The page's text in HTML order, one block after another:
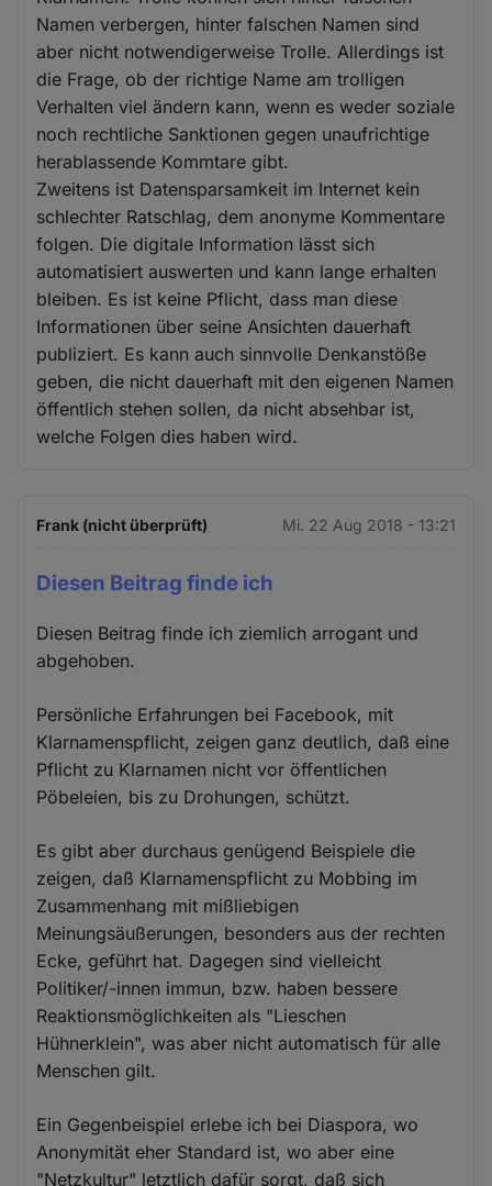
Namen verbergen, hinter falschen Namen sind
aber nicht notwendigerweise Trolle. Allerdings ist
die Frage, ob der richtige Name am trolligen
Verhalten viel ändern kann, wenn es weder soziale
noch rechtliche Sanktionen gegen unaufrichtige
herablassende Kommtare gibt.
Zweitens ist Datensparsamkeit im Internet kein
schlechter Ratschlag, dem anonyme Kommentare
folgen. Die digitale Information lässt sich
automatisiert auswerten und kann lange erhalten
bleiben. Es ist keine Pflicht, dass man diese
Informationen über seine Ansichten dauerhaft
publiziert. Es kann auch sinnvolle Denkanstöße
geben, die nicht dauerhaft mit den eigenen Namen
öffentlich stehen sollen, da nicht absehbar ist,
welche Folgen dies haben wird.
Frank (nicht überprüft) Mi. 22 Aug 2018 - 13:21
Diesen Beitrag finde ich
Diesen Beitrag finde ich ziemlich arrogant und
abgehoben.
Persönliche Erfahrungen bei Facebook, mit
Klarnamenspflicht, zeigen ganz deutlich, daß eine
Pflicht zu Klarnamen nicht vor öffentlichen
Pöbeleien, bis zu Drohungen, schützt.
Es gibt aber durchaus genügend Beispiele die
zeigen, daß Klarnamenspflicht zu Mobbing im
Zusammenhang mit mißliebigen
Meinungsäußerungen, besonders aus der rechten
Ecke, geführt hat. Dagegen sind vielleicht
Politiker/-innen immun, bzw. haben bessere
Reaktionsmöglichkeiten als "Lieschen
Hühnerklein", was aber nicht automatisch für alle
Menschen gilt.
Ein Gegenbeispiel erlebe ich bei Diaspora, wo
Anonymität eher Standard ist, wo aber eine
"Netzkultur" letztlich dafür sorgt, daß sich